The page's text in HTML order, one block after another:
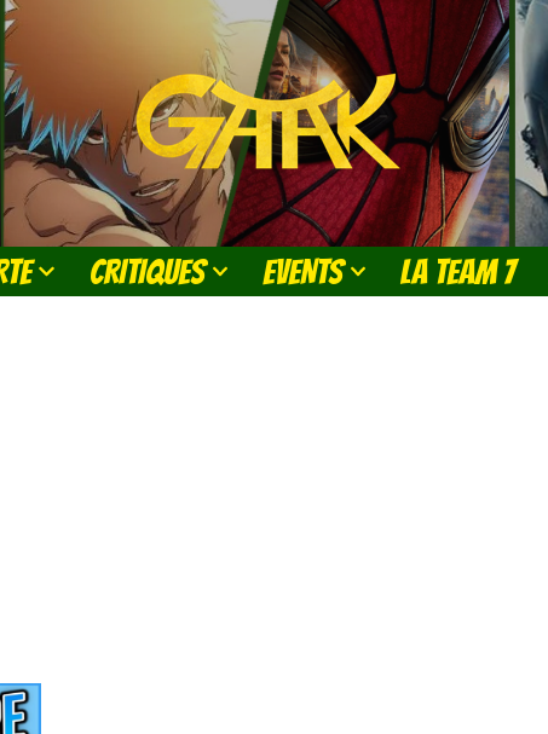
CRITIQUES EVENTS LA TEAM 7